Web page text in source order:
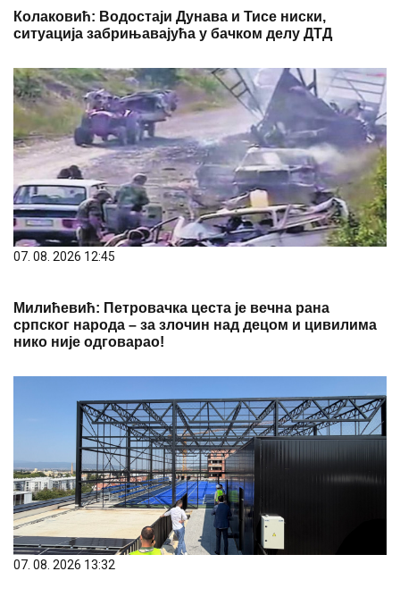
Колаковић: Водостаји Дунава и Тисе ниски,
ситуација забрињавајућа у бачком делу ДТД
07. 08. 2026 12:45
Милићевић: Петровачка цеста је вечна рана
српског народа – за злочин над децом и цивилима
нико није одговарао!
07. 08. 2026 13:32